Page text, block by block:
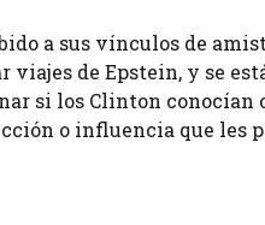
a sus vínculos de
de Epstein, y se
si los Clinton conocían
o influencia que les